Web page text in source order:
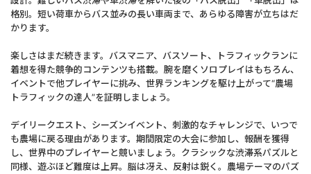
格別。短い荷車からバス並みの長い車両まで、あらゆる障害が立ちはだ
かります。
楽しさはまだ続きます。バスマニア、バスソート、トラフィックランに
着想を得た競争的コンテンツも搭載。腕を磨くソロプレイはもちろん、
イベントで他プレイヤーに挑み、世界ランキングを駆け上がって“農場
トラフィックの達人”を証明しましょう。
デイリークエスト、シーズンイベント、刺激的なチャレンジで、いつで
も農場に戻る理由があります。期間限定の大会に参加し、報酬を獲得
し、世界中のプレイヤーと競いましょう。クラシックな渋滞系パズルと
同様、遊ぶほど難度は上昇。脳は冴え、反射は鋭く。農場テーマのパズ